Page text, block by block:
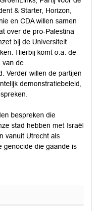
& Starter, Horizon,
en CDA willen samen
over de pro-Palestina
bij de Universiteit
Hierbij komt o.a. de
van de
Verder willen de partijen
demonstratiebeleid,
bespreken die
stad hebben met Israël
vanuit Utrecht als
genocide die gaande is